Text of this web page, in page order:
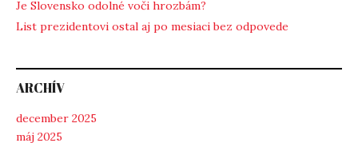
Je Slovensko odolné voči hrozbám?
List prezidentovi ostal aj po mesiaci bez odpovede
ARCHÍV
december 2025
máj 2025